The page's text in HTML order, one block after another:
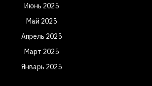
Июнь 2025
Май 2025
Апрель 2025
Март 2025
Январь 2025